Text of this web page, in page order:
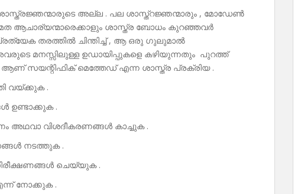
ശാസ്ത്രജ്ഞന്മാരുടെ അല്ല . പല ശാസ്ത്റജ്ഞന്മാരും , മോഡേൺ
ആചാര്യന്മാരെക്കാളും ശാസ്ത്ര ബോധം കുറഞ്ഞവർ
തരത്തിൽ ചിന്തിച്ച് , ആ ഒരു ഗുലുമാൽ
മനസ്സിലുള്ള ഉഡായിപ്പുകളെ കഴിയുന്നതും പുറത്ത്
സയന്റിഫിക് മെത്തേഡ് എന്ന ശാസ്ത്ര പ്രക്രിയ .
വയ്ക്കുക .
ഉണ്ടാക്കുക .
അഥവാ വിശദീകരണങ്ങൾ കാച്ചുക .
നടത്തുക .
ചെയ്യുക .
നോക്കുക .